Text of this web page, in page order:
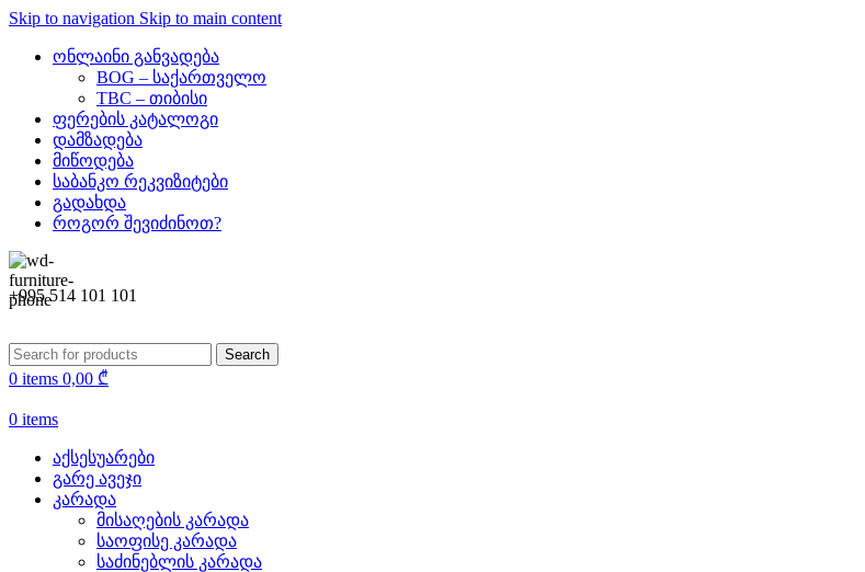
Skip to navigation Skip to main content
ონლაინი განვადება
BOG – საქართველო
TBC – თიბისი
ფერების კატალოგი
დამზადება
მიწოდება
საბანკო რეკვიზიტები
გადახდა
როგორ შევიძინოთ?
+995 514 101 101
Search
0 items 0,00 ₾
0 items
აქსესუარები
გარე ავეჯი
კარადა
მისაღების კარადა
საოფისე კარადა
საძინებლის კარადა